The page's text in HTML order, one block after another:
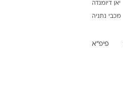
יאן דיומנדה
מכבי נתניה
פיפ"א